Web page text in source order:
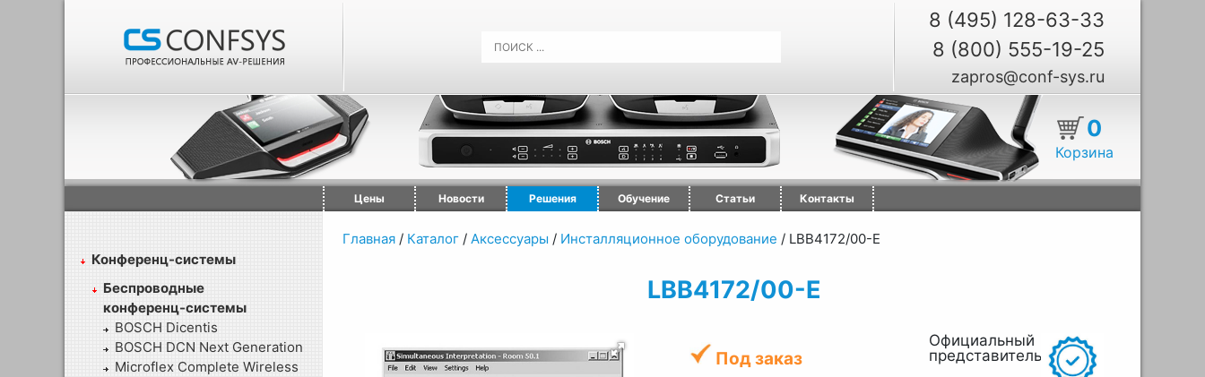
8 (495) 128-63-33
8 (800) 555-19-25
zapros@conf-sys.ru
0
Корзина
Цены Новости Решения Обучение Статьи Контакты
Конференц-системы
Беспроводные
конференц-системы
BOSCH Dicentis
BOSCH DCN Next Generation
Microflex Complete Wireless
Главная / Каталог / Аксессуары / Инсталляционное оборудование / LBB4172/00-E
LBB4172/00-E
Под заказ
Официальный
представитель